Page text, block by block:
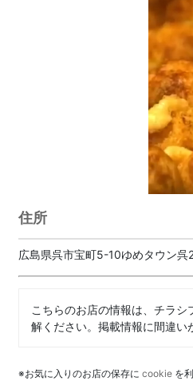
住所
広島県呉市宝町5-10ゆめタウン呉
こちらのお店の情報は、チラ
解ください。掲載情報に間違い
※お気に入りのお店の保存に cookie を